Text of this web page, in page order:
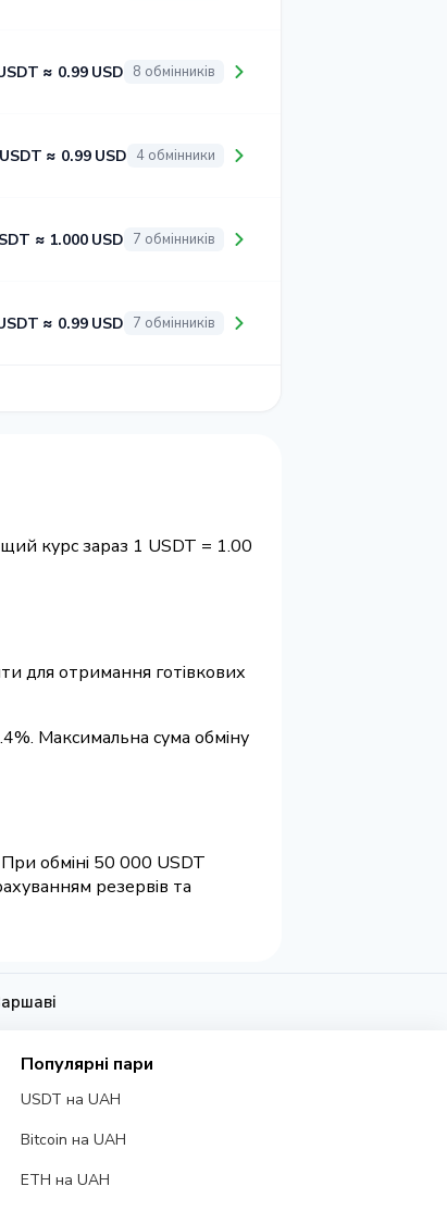
≈ 0.99 USD 8 обмінників
≈ 0.99 USD 4 обмінники
≈ 1.000 USD 7 обмінників
≈ 0.99 USD 7 обмінників
курс зараз 1 USDT = 1.00
для отримання готівкових
Максимальна сума обміну
обміні 50 000 USDT
резервів та
Популярні пари
USDT на UAH
Bitcoin на UAH
ETH на UAH